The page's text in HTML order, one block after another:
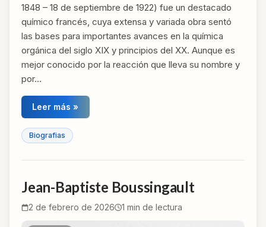
1848 – 18 de septiembre de 1922) fue un destacado
químico francés, cuya extensa y variada obra sentó
las bases para importantes avances en la química
orgánica del siglo XIX y principios del XX. Aunque es
mejor conocido por la reacción que lleva su nombre y
por…
Leer más »
Biografias
Jean-Baptiste Boussingault
2 de febrero de 2026 1 min de lectura